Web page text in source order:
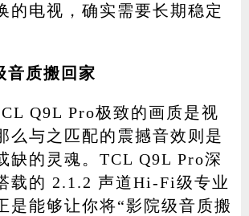
的电视，确实需要长期稳定
音质搬回家
Q9L Pro极致的画质是视
么与之匹配的震撼音效则是
缺的灵魂。TCL Q9L Pro深
载的 2.1.2 声道Hi-Fi级专业
是能够让你将“影院级音质搬